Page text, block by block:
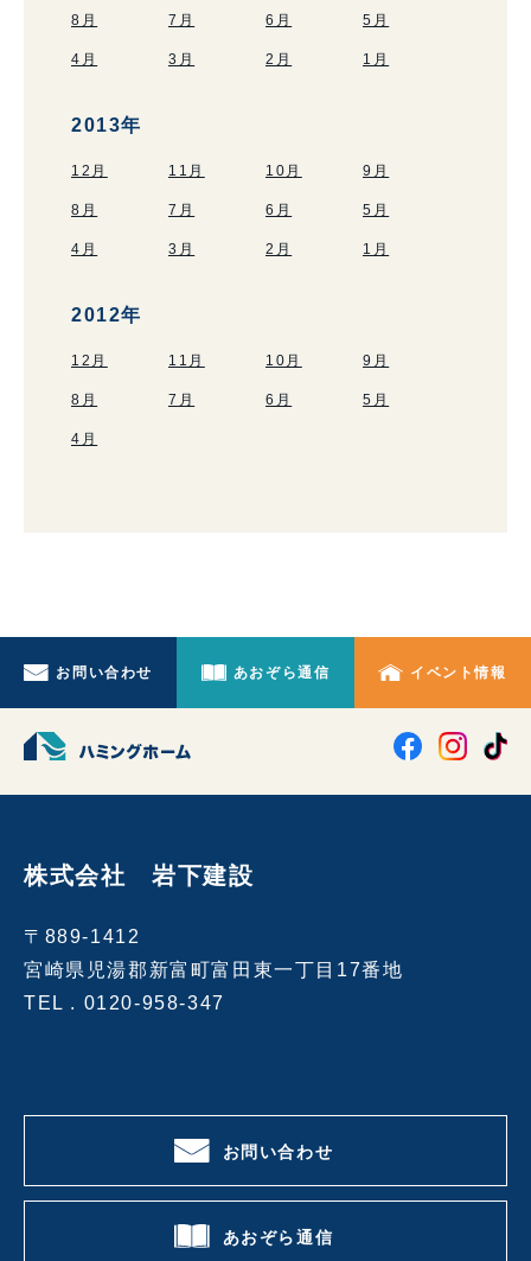
8月 7月 6月 5月
4月 3月 2月 1月
2013年
12月 11月 10月 9月
8月 7月 6月 5月
4月 3月 2月 1月
2012年
12月 11月 10月 9月
8月 7月 6月 5月
4月
お問い合わせ あおぞら通信 イベント情報
株式会社 岩下建設
〒889-1412
宮崎県児湯郡新富町富田東一丁目17番地
TEL . 0120-958-347
お問い合わせ
あおぞら通信